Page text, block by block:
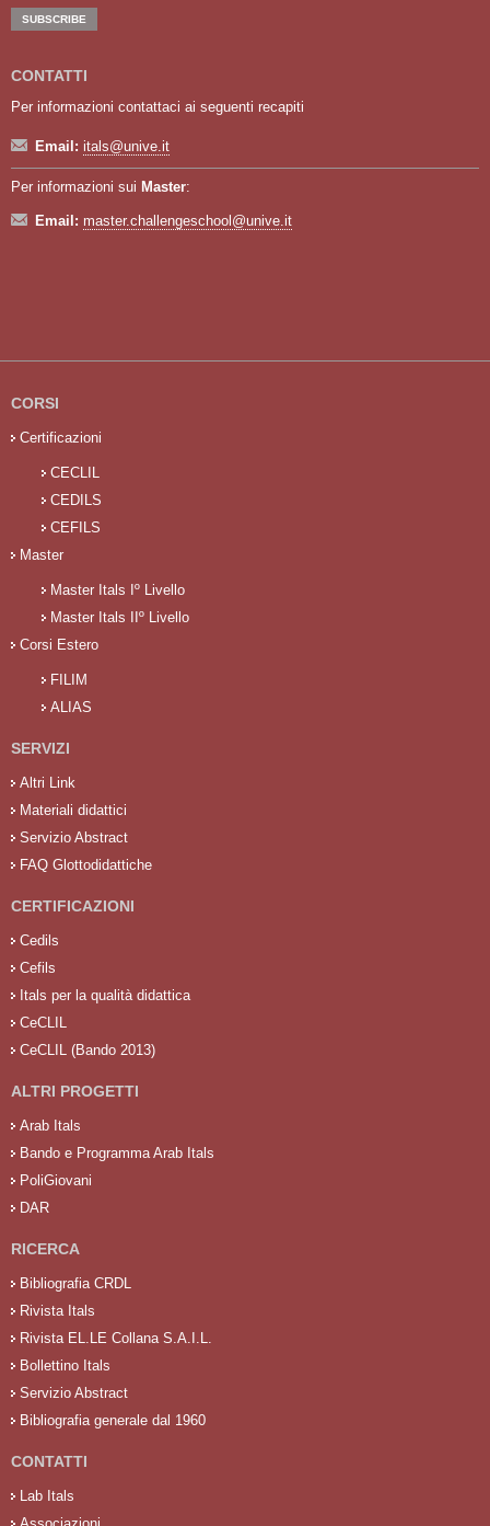
CONTATTI
Per informazioni contattaci ai seguenti recapiti
Email: itals@unive.it
Per informazioni sui Master:
Email: master.challengeschool@unive.it
CORSI
Certificazioni
CECLIL
CEDILS
CEFILS
Master
Master Itals Iº Livello
Master Itals IIº Livello
Corsi Estero
FILIM
ALIAS
SERVIZI
Altri Link
Materiali didattici
Servizio Abstract
FAQ Glottodidattiche
CERTIFICAZIONI
Cedils
Cefils
Itals per la qualità didattica
CeCLIL
CeCLIL (Bando 2013)
ALTRI PROGETTI
Arab Itals
Bando e Programma Arab Itals
PoliGiovani
DAR
RICERCA
Bibliografia CRDL
Rivista Itals
Rivista EL.LE Collana S.A.I.L.
Bollettino Itals
Servizio Abstract
Bibliografia generale dal 1960
CONTATTI
Lab Itals